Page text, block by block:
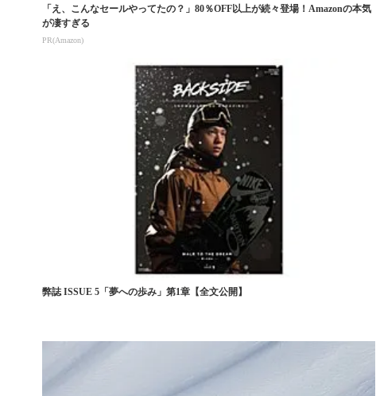
「え、こんなセールやってたの？」80％OFF以上が続々登場！Amazonの本気
が凄すぎる
PR(Amazon)
弊誌 ISSUE 5「夢への歩み」第1章【全文公開】